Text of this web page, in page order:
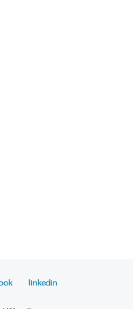
linkedin